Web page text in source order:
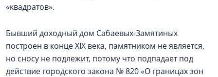
«квадратов».
Бывший доходный дом Сабаевых-Замятиных
построен в конце XIX века, памятником не является,
но сносу не подлежит, потому что подпадает под
действие городского закона № 820 «О границах зон